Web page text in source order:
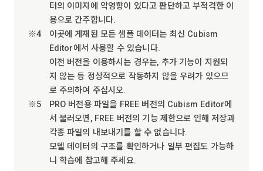
터의 이미지에 악영향이 있다고 판단하고 부적격한 이
용으로 간주합니다.
이곳에 게재된 모든 샘플 데이터는 최신 Cubism
Editor에서 사용할 수 있습니다.
이전 버전을 이용하시는 경우는, 추가 기능이 지원되
지 않는 등 정상적으로 작동하지 않을 우려가 있으므
로 주의하여 주십시오.
PRO 버전용 파일을 FREE 버전의 Cubism Editor에
서 불러오면, FREE 버전의 기능 제한으로 인해 저장과
각종 파일의 내보내기를 할 수 없습니다.
모델 데이터의 구조를 확인하거나 일부 편집도 가능하
니 학습에 참고해 주세요.